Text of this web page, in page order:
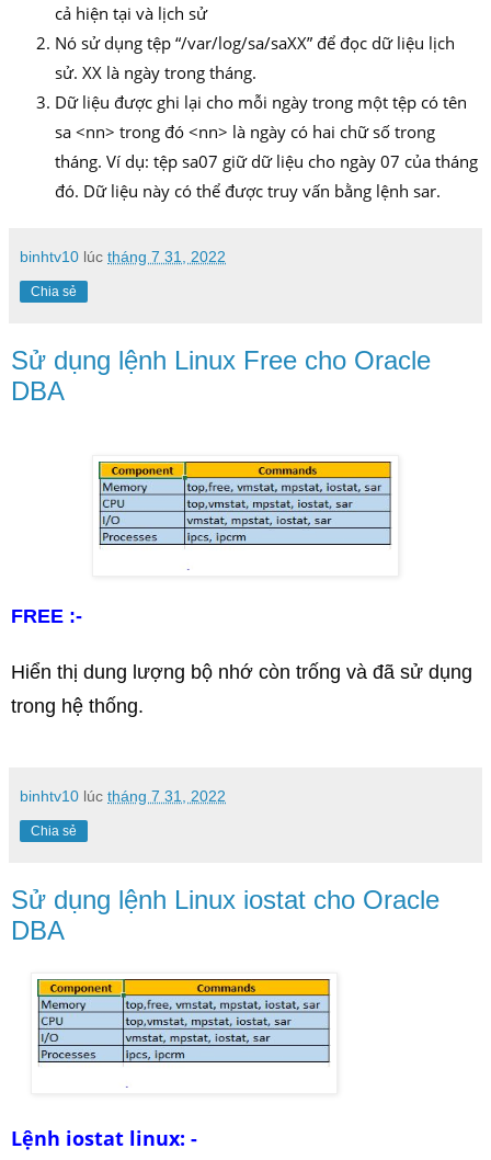
cả hiện tại và lịch sử
Nó sử dụng tệp “/var/log/sa/saXX” để đọc dữ liệu lịch
sử. XX là ngày trong tháng.
Dữ liệu được ghi lại cho mỗi ngày trong một tệp có tên
sa <nn> trong đó <nn> là ngày có hai chữ số trong
tháng. Ví dụ: tệp sa07 giữ dữ liệu cho ngày 07 của tháng
đó. Dữ liệu này có thể được truy vấn bằng lệnh sar.
binhtv10 lúc tháng 7 31, 2022
Chia sẻ
Sử dụng lệnh Linux Free cho Oracle
DBA
FREE :-
Hiển thị dung lượng bộ nhớ còn trống và đã sử dụng
trong hệ thống.
binhtv10 lúc tháng 7 31, 2022
Chia sẻ
Sử dụng lệnh Linux iostat cho Oracle
DBA
Lệnh iostat linux: -